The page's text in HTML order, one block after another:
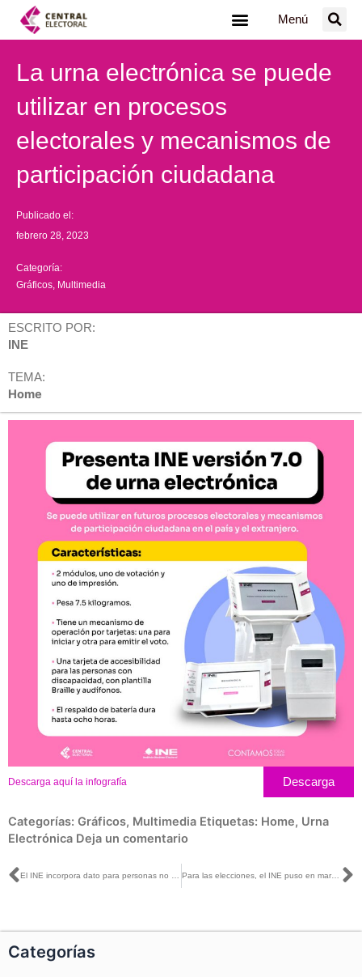
Menú
La urna electrónica se puede
utilizar en procesos
electorales y mecanismos de
participación ciudadana
Publicado el:
febrero 28, 2023
Categoría:
Gráficos Multimedia
ESCRITO POR:
INE
TEMA:
Home
Descarga aquí la infografía Descarga
Categorías: Gráficos, Multimedia Etiquetas: Home, Urna
Electrónica Deja un comentario
Ant Para las elecciones, el INE puso en marcha pruebas piloto para promover el voto de las personas con alguna limitación física o en prisión preventiva
Categorías